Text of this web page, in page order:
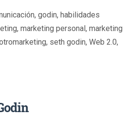
, godin, habilidades
, marketing personal, marketing
, seth godin, Web 2.0,